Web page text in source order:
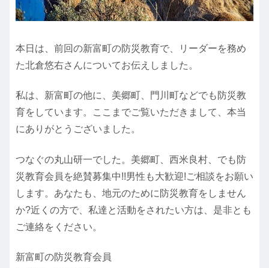
本日は、前回の新富町の防災教育で、リーダーを務め
た北倉悠右さんについてお伝えしました。
私は、新富町の他に、美郷町、門川町などでも防災教
育をしています。ここまでご覧いただきまして、本当
にありがとうございました。
つなぐの丸山研一でした。美郷町、西米良村、でも防
災教育会員を絶賛募集中!!男性も大歓迎!ご相談をお願い
します。あなたも、地元のために防災教育をしません
か?近くの方で、私達と活動をされたい方は、是非とも
ご連絡をください。
新富町の防災教育会員